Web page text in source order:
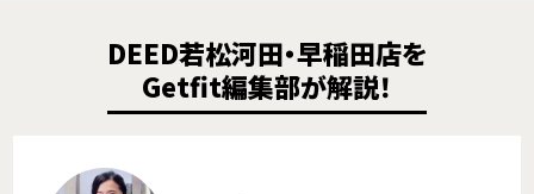
DEED若松河田・早稲田店を
Getfit編集部が解説！